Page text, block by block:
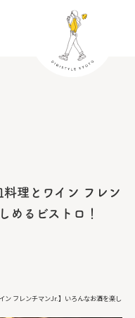
料理とワイン フレン
めるビストロ！
ン フレンチマンJr.】いろんなお酒を楽しめ